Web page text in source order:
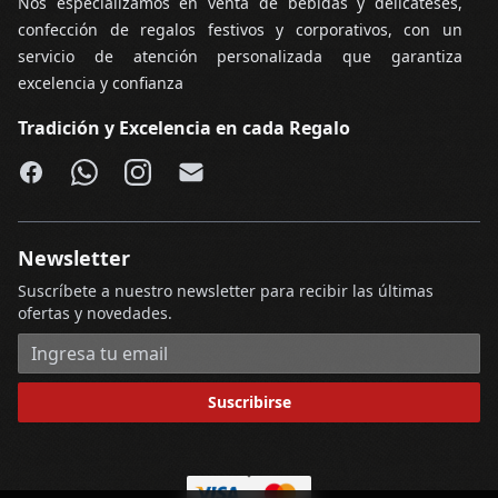
confección de regalos festivos y corporativos, con un
servicio de atención personalizada que garantiza
excelencia y confianza
Tradición y Excelencia en cada Regalo
Facebook
WhatsApp
Instagram
Email
Newsletter
Suscríbete a nuestro newsletter para recibir las últimas
ofertas y novedades.
Dirección de correo electrónico
Suscribirse